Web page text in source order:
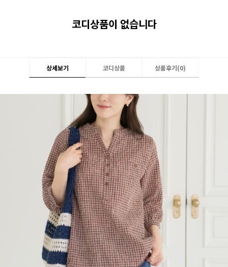
코디상품이 없습니다
상세보기 코디상품 상품후기(0)